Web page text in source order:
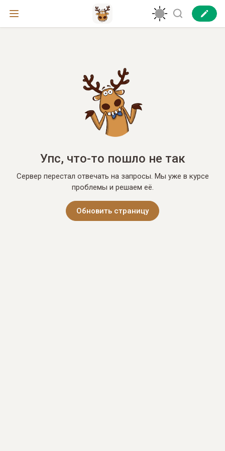
Упс, что-то пошло не так
Сервер перестал отвечать на запросы. Мы уже в курсе
проблемы и решаем её.
Обновить страницу